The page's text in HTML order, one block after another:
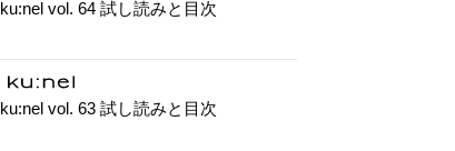
ku:nel vol. 64 試し読みと目次
ku:nel vol. 63 試し読みと目次